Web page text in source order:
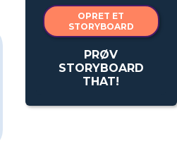
OPRET ET
STORYBOARD
PRØV
STORYBOARD
THAT!